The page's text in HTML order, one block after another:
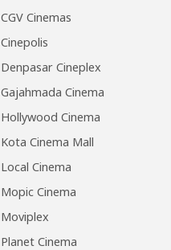
CGV Cinemas
Cinepolis
Denpasar Cineplex
Gajahmada Cinema
Hollywood Cinema
Kota Cinema Mall
Local Cinema
Mopic Cinema
Moviplex
Planet Cinema